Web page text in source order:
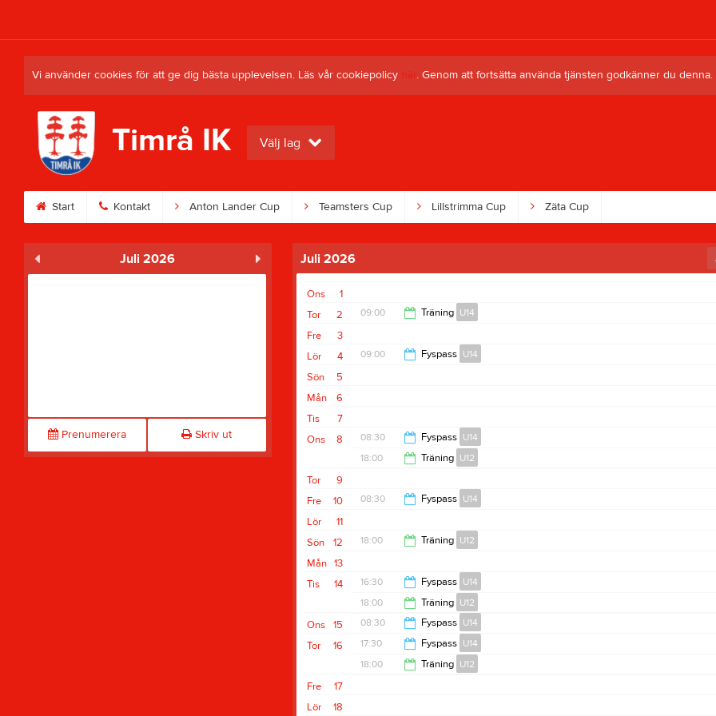
Vi använder cookies för att ge dig bästa upplevelsen. Läs vår cookiepolicy här. Genom att fortsätta använda tjänsten godkänner du denna.
Timrå IK Välj lag
Start Kontakt Anton Lander Cup Teamsters Cup Lillstrimma Cup Zäta Cup
Juli 2026
Prenumerera Skriv ut
Juli 2026
1
Ons
2
Tor 09:00 Träning U14
10:10
3
Fre
4
Lör 09:00 Fyspass U14
5
Sön
6
Mån
7
Tis
8
Ons 08:30 Fyspass U14
18:00 Träning U12
19:00
9
Tor
10
Fre 08:30 Fyspass U14
09:30
11
Lör
12
Sön 18:00 Träning U12
19:00
13
Mån
14
Tis 16:30 Fyspass U14
17:30
18:00 Träning U12
19:00
15
Ons 08:30 Fyspass U14
09:30
16
Tor 17:30 Fyspass U14
18:00 Träning U12
17
Fre
18
Lör